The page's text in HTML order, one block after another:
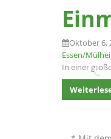
Oktober 6,
Essen/
In einer